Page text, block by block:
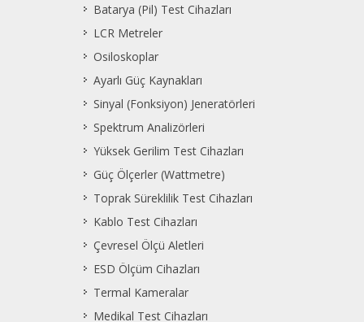
Batarya (Pil) Test Cihazları
LCR Metreler
Osiloskoplar
Ayarlı Güç Kaynakları
Sinyal (Fonksiyon) Jeneratörleri
Spektrum Analizörleri
Yüksek Gerilim Test Cihazları
Güç Ölçerler (Wattmetre)
Toprak Süreklilik Test Cihazları
Kablo Test Cihazları
Çevresel Ölçü Aletleri
ESD Ölçüm Cihazları
Termal Kameralar
Medikal Test Cihazları